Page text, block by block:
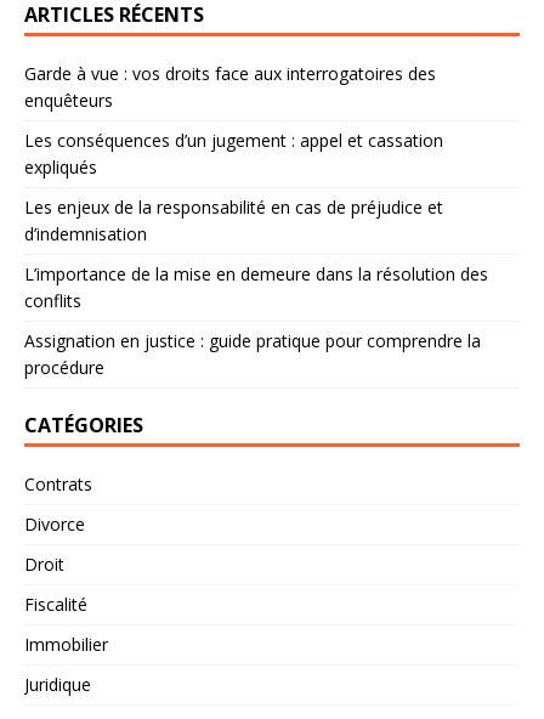
ARTICLES RÉCENTS
Garde à vue : vos droits face aux interrogatoires des
enquêteurs
Les conséquences d’un jugement : appel et cassation
expliqués
Les enjeux de la responsabilité en cas de préjudice et
d’indemnisation
L’importance de la mise en demeure dans la résolution des
conflits
Assignation en justice : guide pratique pour comprendre la
procédure
CATÉGORIES
Contrats
Divorce
Droit
Fiscalité
Immobilier
Juridique